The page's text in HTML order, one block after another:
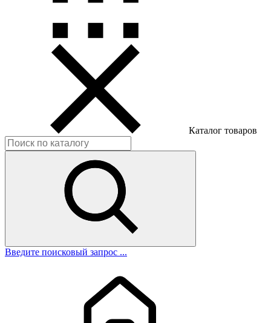
Каталог товаров
Введите поисковый запрос ...